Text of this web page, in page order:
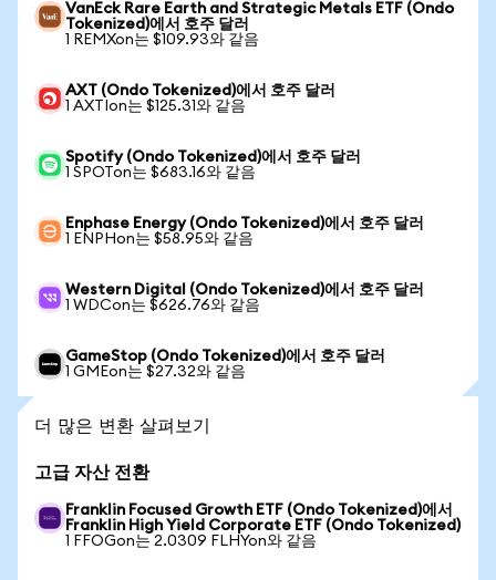
VanEck Rare Earth and Strategic Metals ETF (Ondo
Tokenized)에서 호주 달러
1 REMXon는 $109.93와 같음
AXT (Ondo Tokenized)에서 호주 달러
1 AXTIon는 $125.31와 같음
Spotify (Ondo Tokenized)에서 호주 달러
1 SPOTon는 $683.16와 같음
Enphase Energy (Ondo Tokenized)에서 호주 달러
1 ENPHon는 $58.95와 같음
Western Digital (Ondo Tokenized)에서 호주 달러
1 WDCon는 $626.76와 같음
GameStop (Ondo Tokenized)에서 호주 달러
1 GMEon는 $27.32와 같음
더 많은 변환 살펴보기
고급 자산 전환
Franklin Focused Growth ETF (Ondo Tokenized)에서
Franklin High Yield Corporate ETF (Ondo Tokenized)
1 FFOGon는 2.0309 FLHYon와 같음